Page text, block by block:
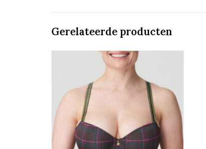
Gerelateerde producten
Voorgevormde Bh Balconette
Prima Donna Twist Princes bay
TOEVOEGEN AAN WINKELWAGEN